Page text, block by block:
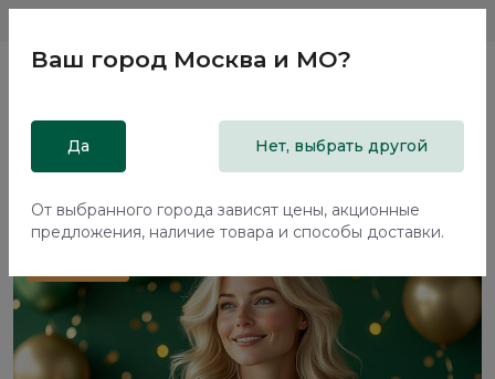
Главная
Ваш город Москва и МО?
Да Нет, выбрать другой
От выбранного города зависят цены, акционные
предложения, наличие товара и способы доставки.